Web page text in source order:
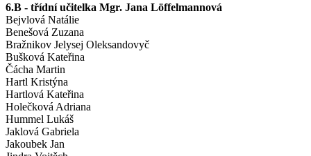
6.B - třídní učitelka Mgr. Jana Löffelmannová
Bejvlová Natálie
Benešová Zuzana
Bražnikov Jelysej Oleksandovyč
Bušková Kateřina
Čácha Martin
Hartl Kristýna
Hartlová Kateřina
Holečková Adriana
Hummel Lukáš
Jaklová Gabriela
Jakoubek Jan